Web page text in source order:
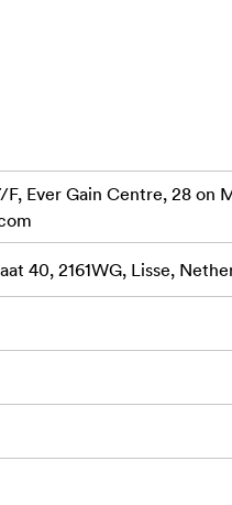
F, Ever Gain Centre, 28
40, 2161WG, Lisse,